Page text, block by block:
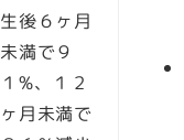
生後６ヶ月
未満で９
１%、１２
ヶ月未満で